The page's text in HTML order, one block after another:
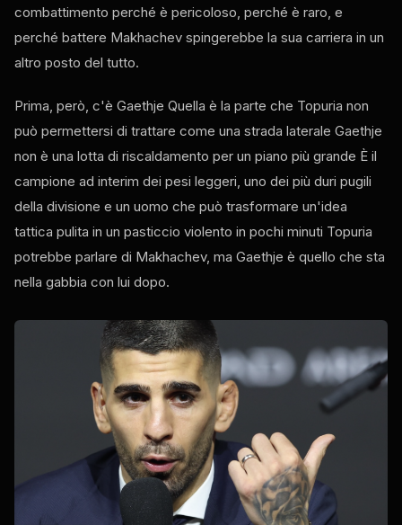
combattimento perché è pericoloso, perché è raro, e
perché battere Makhachev spingerebbe la sua carriera in un
altro posto del tutto.
Prima, però, c'è Gaethje Quella è la parte che Topuria non
può permettersi di trattare come una strada laterale Gaethje
non è una lotta di riscaldamento per un piano più grande È il
campione ad interim dei pesi leggeri, uno dei più duri pugili
della divisione e un uomo che può trasformare un'idea
tattica pulita in un pasticcio violento in pochi minuti Topuria
potrebbe parlare di Makhachev, ma Gaethje è quello che sta
nella gabbia con lui dopo.